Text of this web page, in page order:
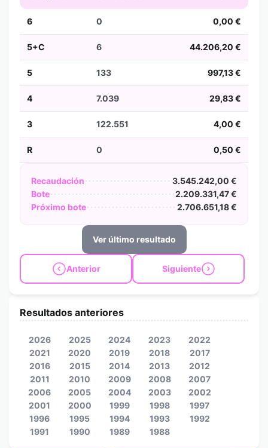
6 0 0,00 €
5+C 6 44.206,20 €
5 133 997,13 €
4 7.039 29,83 €
3 122.551 4,00 €
R 0 0,50 €
Recaudación
3.545.242,00 €
Bote
2.209.331,47 €
Próximo bote
2.706.651,18 €
Ver último resultado
Anterior Siguiente
Resultados anteriores
2026 2025 2024 2023
2022
2021
2020 2019 2018
2017
2016
2015 2014 2013
2012
2011
2010 2009 2008
2007
2006
2005 2004 2003
2002
2001
2000 1999 1998
1997
1996
1995 1994 1993
1992
1991
1990 1989 1988